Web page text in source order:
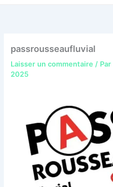
passrousseaufluvial
Laisser un commentaire / Par
2025